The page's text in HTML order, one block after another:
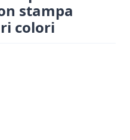
stampa
colori